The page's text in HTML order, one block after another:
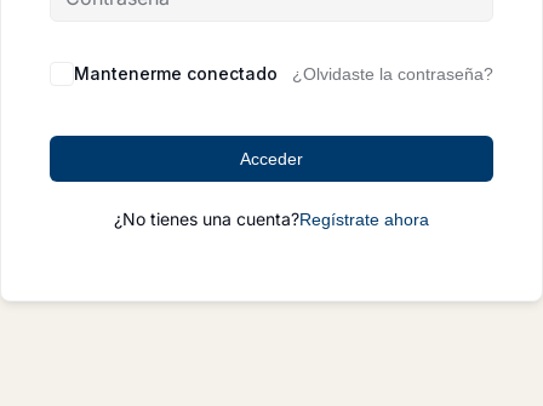
Mantenerme conectado ¿Olvidaste la contraseña?
Acceder
¿No tienes una cuenta?Regístrate ahora